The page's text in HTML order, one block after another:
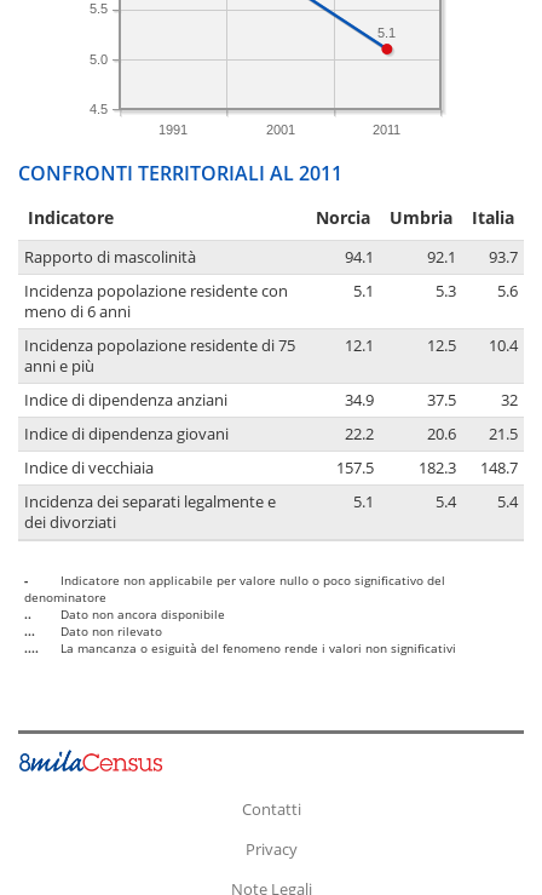
1991 2001 2011
4.5
5.0
5.5
5.1
CONFRONTI TERRITORIALI AL 2011
Indicatore Norcia Umbria Italia
Rapporto di mascolinità 94.1 92.1
93.7
Incidenza popolazione residente con
meno di 6 anni
5.1 5.3 5.6
Incidenza popolazione residente di 75
anni e più
12.1 12.5 10.4
Indice di dipendenza anziani 34.9 37.5
32
Indice di dipendenza giovani
22.2 20.6
21.5
Indice di vecchiaia
157.5 182.3
148.7
Incidenza dei separati legalmente e
dei divorziati
5.1 5.4 5.4
-
Indicatore non applicabile per valore nullo o poco significativo del
denominatore
..
Dato non ancora disponibile
...
Dato non rilevato
....
La mancanza o esiguità del fenomeno rende i valori non significativi
Contatti
Privacy
Note Legali